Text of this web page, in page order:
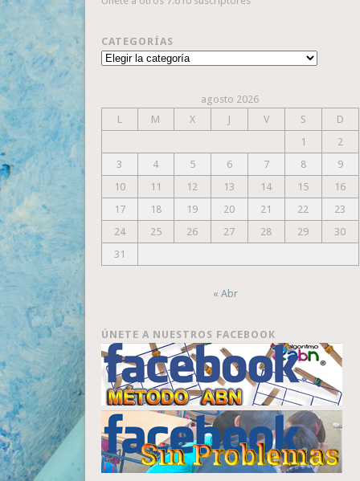
CATEGORÍAS
Categorías
agosto 2026
L
M X J V S
D
1
2
3
4 5 6 7 8
9
10
11 12 13 14 15
16
17
18 19 20 21 22
23
24
25 26 27 28 29
30
31
« Abr
ÚNETE A NUESTROS FACEBOOK